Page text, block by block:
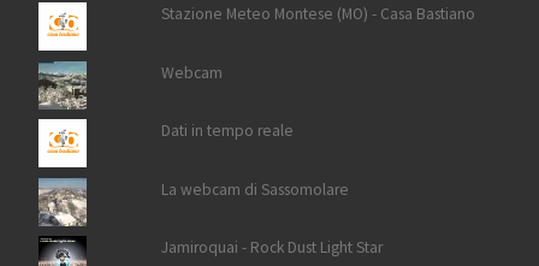
Stazione Meteo Montese (MO) - Casa Bastiano
Webcam
Dati in tempo reale
La webcam di Sassomolare
Jamiroquai - Rock Dust Light Star